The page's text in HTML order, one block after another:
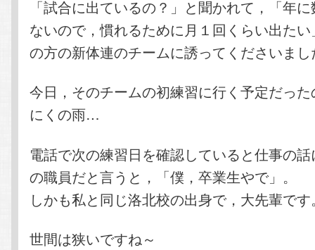
「試合に出ているの？」と聞かれて，「年
ないので，慣れるために月１回くらい出た
の方の新体連のチームに誘ってくださいまし
今日，そのチームの初練習に行く予定だっ
にくの雨…
電話で次の練習日を確認していると仕事の
の職員だと言うと，「僕，卒業生やで」。
しかも私と同じ洛北校の出身で，大先輩です
世間は狭いですね～